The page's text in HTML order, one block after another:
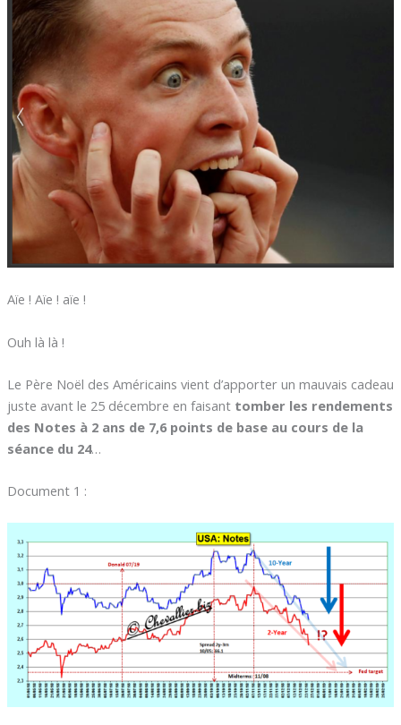
Aïe ! Aïe ! aïe !
Ouh là là !
Le Père Noël des Américains vient d’apporter un mauvais cadeau
juste avant le 25 décembre en faisant tomber les rendements
des Notes à 2 ans de 7,6 points de base au cours de la
séance du 24…
Document 1 :